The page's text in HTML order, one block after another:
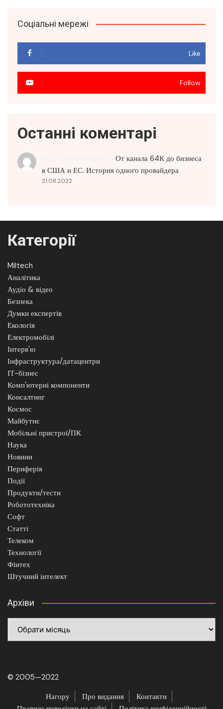
Соціальні мережі
Like
Follow
Останні коментарі
От канала 64К до бизнеса
в США и ЕС. История одного провайдера
21.08.2022
Категорії
Miltech
Аналітика
Аудіо & відео
Безпека
Думки експертів
Екологія
Електромобілі
Інтерв'ю
Інфраструктура/датацентри
ІТ-бізнес
Комп'ютерні компоненти
Консалтинг
Космос
Майбутнє
Мобільні пристрої/ПК
Наука
Новини
Периферія
Події
Продукти/тести
Робототехніка
Софт
Статті
Телеком
Технології
Фінтех
Штучний інтелект
Архіви
© 2005—2022
Нагору
Про видання
Контакти